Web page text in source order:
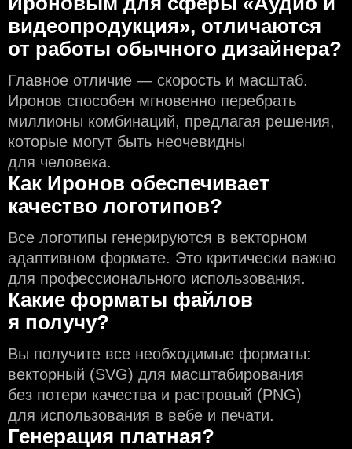
видеопродукция», отличаются
от работы обычного дизайнера?
Главное отличие — скорость и масштаб.
Иронов способен мгновенно перебрать
миллионы комбинаций, предлагая решения,
которые могут быть неочевидны
для человека.
Как Иронов обеспечивает
качество логотипов?
Все логотипы генерируются в векторном
адаптивном формате. Это критически важно
для профессионального использования.
Какие форматы файлов
я получу?
Вы получите все необходимые форматы:
векторный (SVG) для масштабирования
без потери качества и растровый (PNG)
для использования в вебе и печати.
Генерация платная?